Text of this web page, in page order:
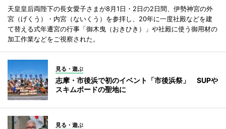
天皇皇后両陛下の長女愛子さまが8月1日・2日の2日間、伊勢神宮の外
宮（げくう）・内宮（ないくう）を参拝し、20年に一度社殿などを建
て替える式年遷宮の行事「御木曳（おきひき）」や社殿に使う御用材の
加工作業などをご視察された。
見る・遊ぶ
志摩・市後浜で初のイベント「市後浜祭」 SUPや
スキムボードの聖地に
見る・遊ぶ